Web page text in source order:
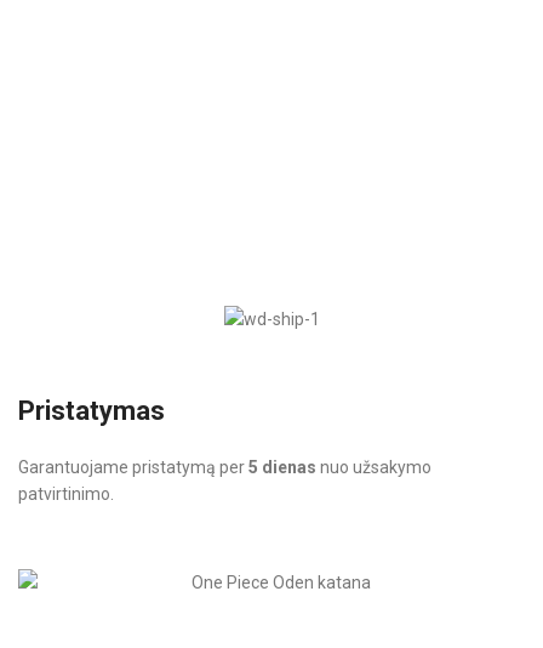
Pristatymas
Garantuojame pristatymą per5 dienas nuo užsakymo
patvirtinimo.